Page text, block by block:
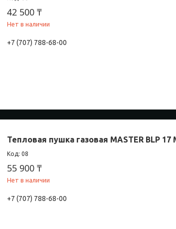
42 500 ₸
Нет в наличии
+7 (707) 788-68-00
Тепловая пушка газовая MASTER BLP
08
55 900 ₸
Нет в наличии
+7 (707) 788-68-00